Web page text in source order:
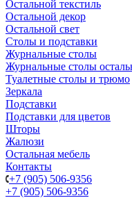
Остальной текстиль
Остальной декор
Остальной свет
Столы и подставки
Журнальные столы
Журнальные столы
Туалетные столы и трюмо
Зеркала
Подставки
Подставки для цветов
Шторы
Жалюзи
Остальная мебель
Контакты
+7 (905) 506-9356
+7 (905) 506-9356